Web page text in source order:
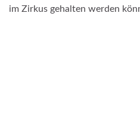
im Zirkus gehalten werden